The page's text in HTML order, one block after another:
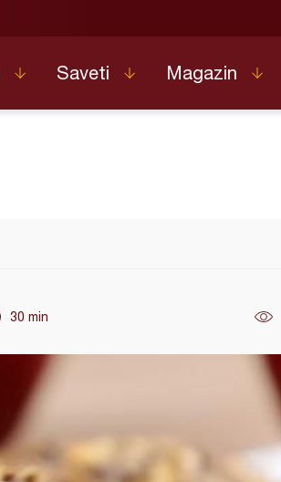
Saveti Magazin
30 min